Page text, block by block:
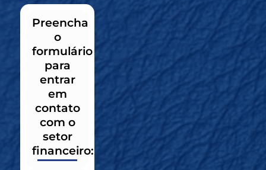
Preencha
o
formulário
para
entrar
em
contato
com o
setor
financeiro: